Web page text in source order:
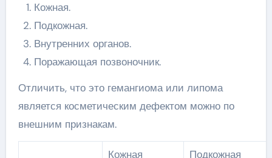
Кожная.
Подкожная.
Внутренних органов.
Поражающая позвоночник.
Отличить, что это гемангиома или липома
является косметическим дефектом можно по
внешним признакам.
Кожная
Подкожная